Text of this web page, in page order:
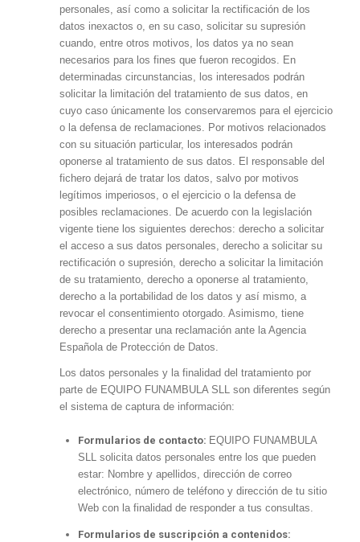
personales, así como a solicitar la rectificación de los
datos inexactos o, en su caso, solicitar su supresión
cuando, entre otros motivos, los datos ya no sean
necesarios para los fines que fueron recogidos. En
determinadas circunstancias, los interesados podrán
solicitar la limitación del tratamiento de sus datos, en
cuyo caso únicamente los conservaremos para el ejercicio
o la defensa de reclamaciones. Por motivos relacionados
con su situación particular, los interesados podrán
oponerse al tratamiento de sus datos. El responsable del
fichero dejará de tratar los datos, salvo por motivos
legítimos imperiosos, o el ejercicio o la defensa de
posibles reclamaciones. De acuerdo con la legislación
vigente tiene los siguientes derechos: derecho a solicitar
el acceso a sus datos personales, derecho a solicitar su
rectificación o supresión, derecho a solicitar la limitación
de su tratamiento, derecho a oponerse al tratamiento,
derecho a la portabilidad de los datos y así mismo, a
revocar el consentimiento otorgado. Asimismo, tiene
derecho a presentar una reclamación ante la Agencia
Española de Protección de Datos.
Los datos personales y la finalidad del tratamiento por
parte de EQUIPO FUNAMBULA SLL son diferentes según
el sistema de captura de información:
Formularios de contacto: EQUIPO FUNAMBULA
SLL solicita datos personales entre los que pueden
estar: Nombre y apellidos, dirección de correo
electrónico, número de teléfono y dirección de tu sitio
Web con la finalidad de responder a tus consultas.
Formularios de suscripción a contenidos: